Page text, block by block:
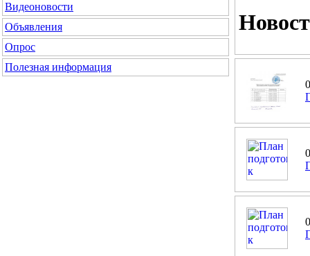
Видеоновости
Объявления
Опрос
Полезная информация